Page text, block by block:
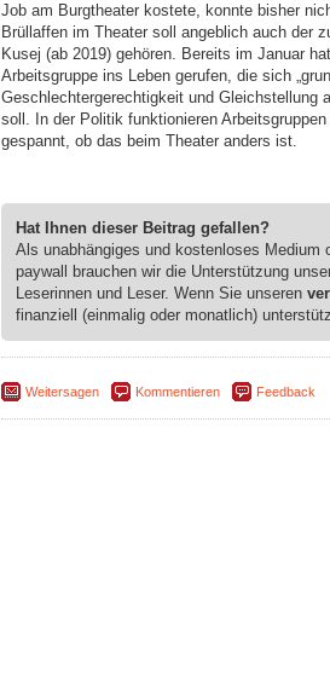
Job am Burgtheater kostete, konnte bisher
Brüllaffen im Theater soll angeblich auch der
Kusej (ab 2019) gehören. Bereits im Januar
Arbeitsgruppe ins Leben gerufen, die sich
Geschlechtergerechtigkeit und Gleichstellung
soll. In der Politik funktionieren
gespannt, ob das beim Theater anders ist.
Hat Ihnen dieser Beitrag gefallen?
Als unabhängiges und kostenloses Medium
paywall brauchen wir die Unterstützung
Leserinnen und Leser. Wenn Sie unseren
finanziell (einmalig oder monatlich)
Weitersagen Kommentieren Feedback